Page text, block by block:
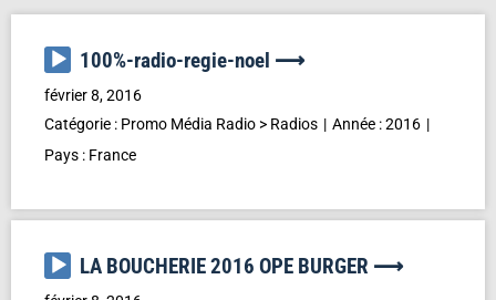
Lecteur
audio
100%-radio-regie-noel ⟶
février 8, 2016
Catégorie : Promo Média Radio > Radios Année :2016
Pays : France
Lecteur
audio
LA BOUCHERIE 2016 OPE BURGER ⟶